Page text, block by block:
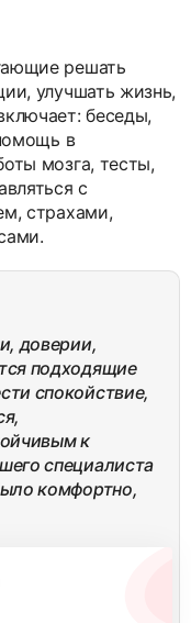
решать
улучшать жизнь,
беседы,
в
мозга, тесты,
с
страхами,
доверии,
подходящие
спокойствие,
к
специалиста
комфортно,